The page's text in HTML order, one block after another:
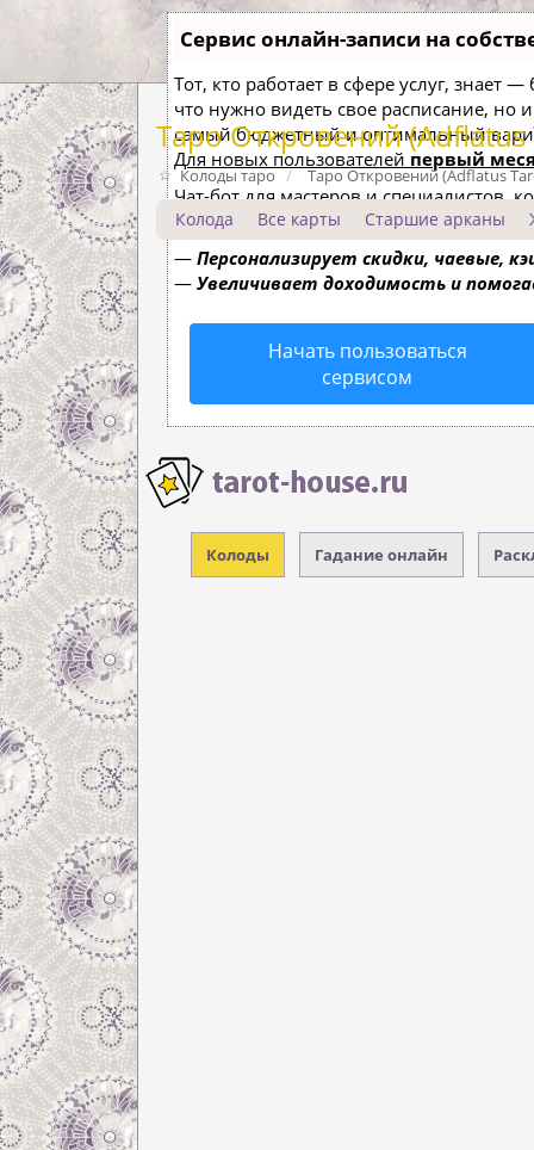
Сервис онлайн-записи на
Тот, кто работает в сфере услуг, знает
что нужно видеть свое расписание,
самый бюджетный и оптимальный
Для новых пользователей первый
Чат-бот для мастеров и специалистов,
—Сам записывает клиентов и
— Персонализирует скидки, чаевые,
— Увеличивает доходимость и
Начать пользоваться
сервисом
Колоды Гадание онлайн
Таро Откровений (Adflatus
Колоды таро Таро Откровений (Adflatus
Колода Все карты Старшие арканы